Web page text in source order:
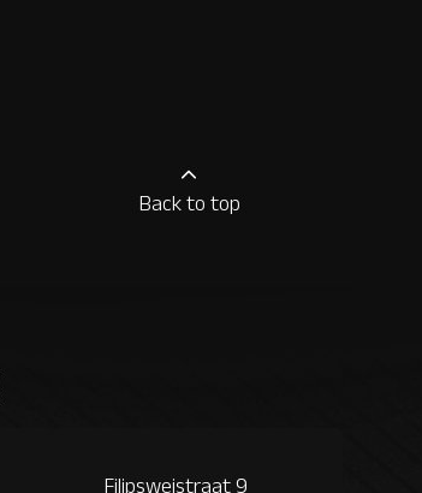
Back to top
Filipsweistraat 9